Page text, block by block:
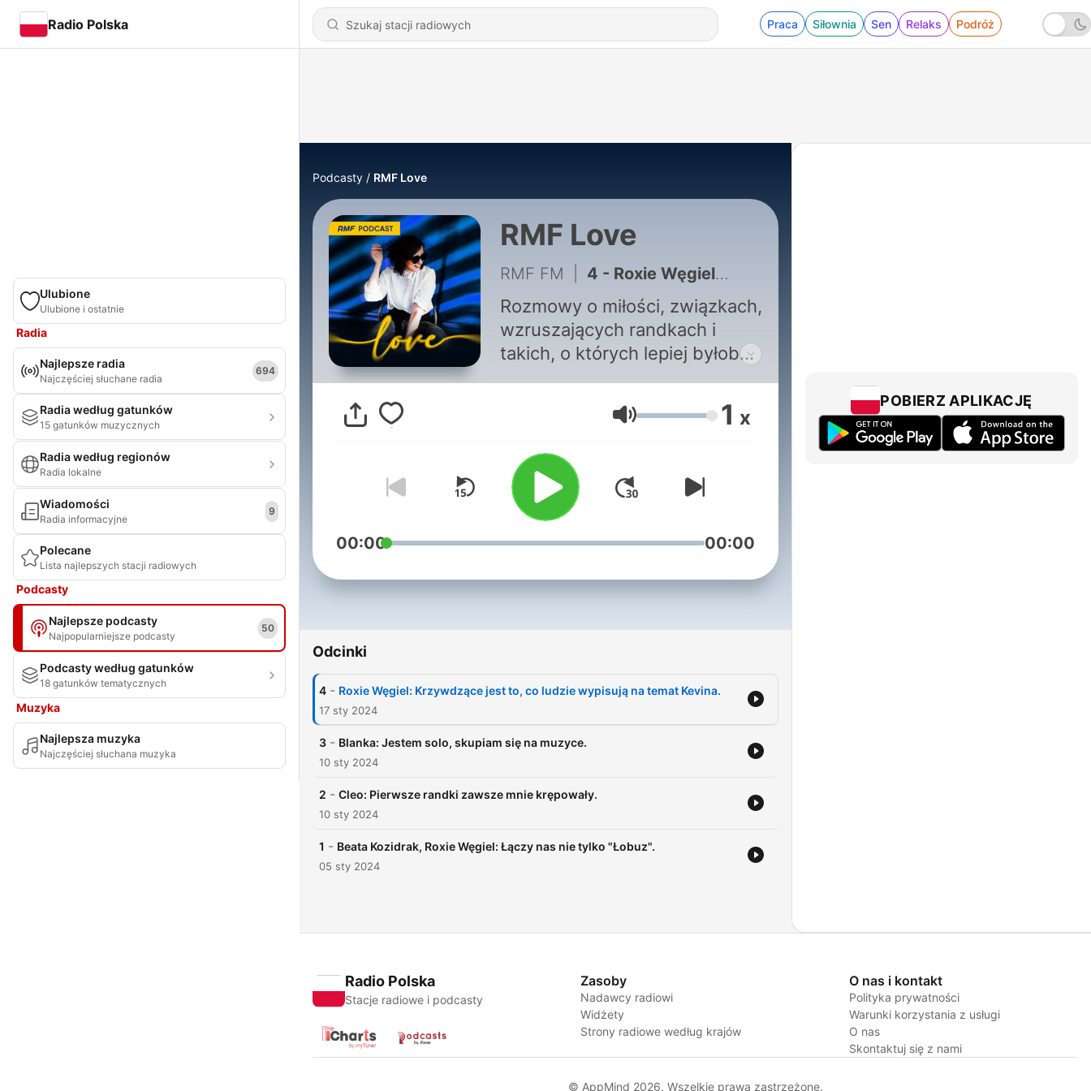
Radio Polska Praca Siłownia Sen Relaks Podróż
Ulubione
Ulubione i ostatnie
Radia
Najlepsze radia
Najczęściej słuchane radia
694
Radia według gatunków
15 gatunków muzycznych
Radia według regionów
Radia lokalne
Wiadomości
Radia informacyjne
9
Polecane
Lista najlepszych stacji radiowych
Podcasty
Najlepsze podcasty
Najpopularniejsze podcasty
50
Podcasty według gatunków
18 gatunków tematycznych
Muzyka
Najlepsza muzyka
Najczęściej słuchana muzyka
Podcasty RMF Love
RMF Love
RMF FM 4 - Roxie Węgiel: Krzywdzące jest to, co ludzie wypisują na temat Kevina.
Rozmowy o miłości, związkach,
wzruszających randkach i
takich, o których lepiej byłoby
spotkania Pauliny Sawickiej z
gwiazdami w programie RMF
Głośność 1 x
00:00 00:00
Odcinki
4 - Roxie Węgiel: Krzywdzące jest to, co ludzie wypisują na temat Kevina.
17 sty 2024
3 - Blanka: Jestem solo, skupiam się na muzyce.
10 sty 2024
2 - Cleo: Pierwsze randki zawsze mnie krępowały.
10 sty 2024
1 - Beata Kozidrak, Roxie Węgiel: Łączy nas nie tylko "Łobuz".
05 sty 2024
POBIERZ APLIKACJĘ
Radio Polska
Stacje radiowe i podcasty
Zasoby
Nadawcy radiowi
Widżety
Strony radiowe według krajów
O nas i kontakt
Polityka prywatności
Warunki korzystania z usługi
O nas
Skontaktuj się z nami
© AppMind 2026. Wszelkie prawa zastrzeżone.